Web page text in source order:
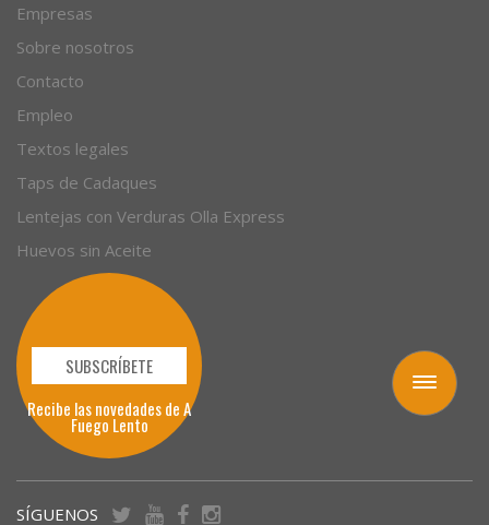
Toggle
navigation
Empresas
Sobre nosotros
Contacto
Empleo
Textos legales
Taps de Cadaques
Lentejas con Verduras Olla Express
Huevos sin Aceite
SUBSCRÍBETE
Recibe las novedades de A
Fuego Lento
SÍGUENOS